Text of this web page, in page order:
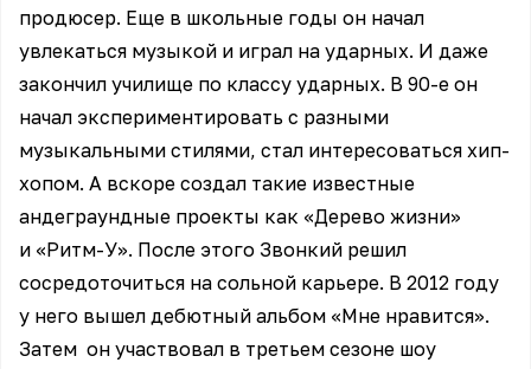
продюсер. Еще в школьные годы он начал
увлекаться музыкой и играл на ударных. И даже
закончил училище по классу ударных. В 90-е он
начал экспериментировать с разными
музыкальными стилями, стал интересоваться хип-
хопом. А вскоре создал такие известные
андеграундные проекты как «Дерево жизни»
и «Ритм-У». После этого Звонкий решил
сосредоточиться на сольной карьере. В 2012 году
у него вышел дебютный альбом «Мне нравится».
Затем он участвовал в третьем сезоне шоу